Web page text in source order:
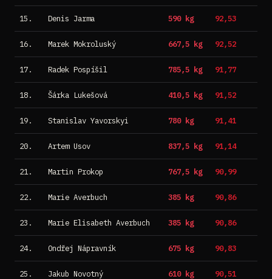
15. Denis Jarma 590 kg 92,53
16. Marek Mokroluský 667,5 kg 92,52
17. Radek Pospíšil 785,5 kg 91,77
18. Šárka Lukešová 410,5 kg 91,52
19. Stanislav Yavorskyi 780 kg 91,41
20. Artem Usov 837,5 kg 91,14
21. Martin Prokop 767,5 kg 90,99
22. Marie Averbuch 385 kg 90,86
23. Marie Elisabeth Averbuch 385 kg 90,86
24. Ondřej Nápravník 675 kg 90,83
25. Jakub Novotný 610 kg 90,51